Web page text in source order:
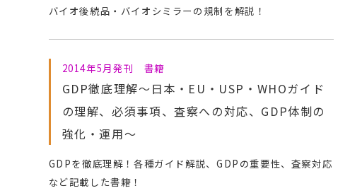
バイオ後続品・バイオシミラーの規制を解説！
2014年5月発刊 書籍
GDP徹底理解～日本・EU・USP・WHOガイド
の理解、必須事項、査察への対応、GDP体制の
強化・運用～
GDPを徹底理解！各種ガイド解説、GDPの重要性、査察対応
など記載した書籍！